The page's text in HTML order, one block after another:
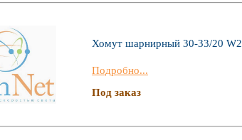
Хомут шарнирный 30-33/20 W2
Подробно...
Под заказ